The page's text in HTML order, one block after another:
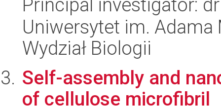
Principal investigator:
Uniwersytet im.
Wydział Biologii
Self-assembly and
of cellulose microfibril